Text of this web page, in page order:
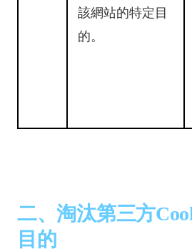
該網站的特定目
的。
二、淘汰第三方
目的